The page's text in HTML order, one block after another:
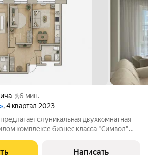
6 мин.
, 4 квартал 2023
уникальная двухкомнатная
комплексе бизнес класса "Символ"
Написать